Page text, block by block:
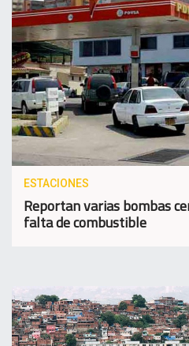
ESTACIONES
Reportan varias bombas
falta de combustible